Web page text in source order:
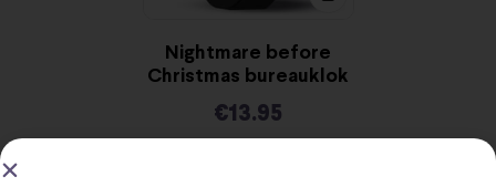
Nightmare before
Christmas bureauklok
€13.95